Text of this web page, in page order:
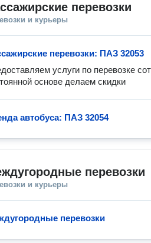
перевозки
и курьеры
перевозки: ПАЗ 32053
услуги по перевозке
основе делаем скидки
автобуса: ПАЗ 32054
перевозки
и курьеры
перевозки